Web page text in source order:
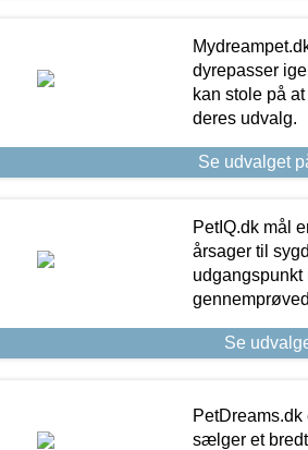
dyrepasser
kan stole på
deres udvalg.
Se udvalget
PetIQ.dk mål
årsager til
udgangspunkt
Se
sælger et